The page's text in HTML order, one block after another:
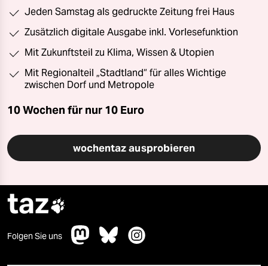
Jeden Samstag als gedruckte Zeitung frei Haus
Zusätzlich digitale Ausgabe inkl. Vorlesefunktion
Mit Zukunftsteil zu Klima, Wissen & Utopien
Mit Regionalteil „Stadtland“ für alles Wichtige
zwischen Dorf und Metropole
10 Wochen für nur 10 Euro
wochentaz ausprobieren
taz
Folgen Sie uns